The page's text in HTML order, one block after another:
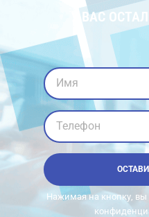
У ВАС
Имя
Телефон
Нажимая на кнопку, вы